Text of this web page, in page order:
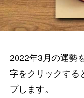
2022年3月の運勢
字をクリックする
プします。